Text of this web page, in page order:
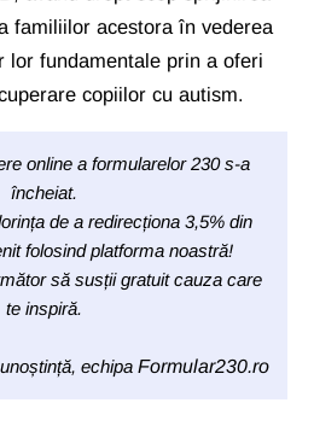
familiilor acestora în vederea
lor fundamentale prin a oferi
copiilor cu autism.
online a formularelor 230 s-a
încheiat.
de a redirecționa 3,5% din
folosind platforma noastră!
să susții gratuit cauza care
te inspiră.
echipa Formular230.ro